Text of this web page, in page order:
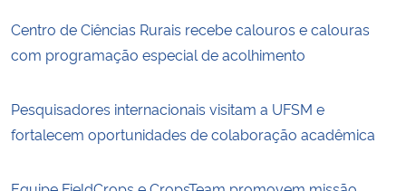
Centro de Ciências Rurais recebe calouros e calouras
com programação especial de acolhimento
Pesquisadores internacionais visitam a UFSM e
fortalecem oportunidades de colaboração acadêmica